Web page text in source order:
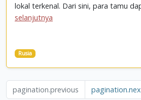
lokal terkenal. Dari sini, para tamu
selanjutnya
Rusia
pagination.previous